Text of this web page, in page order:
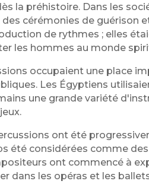
la préhistoire. Dans les
cérémonies de guérison
de rythmes ; elles
les hommes au monde
occupaient une place
Les Égyptiens
une grande variété
ont été
été considérées comme
ont commencé à
dans les opéras et les